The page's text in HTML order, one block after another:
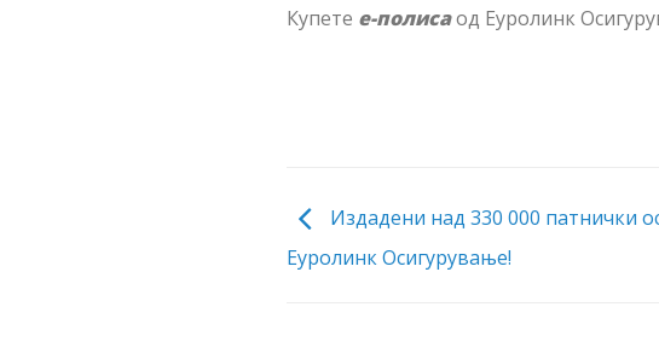
Купете е-полисаод Еуролинк
Издадени над 330 000 патнички
Еуролинк Осигурување!